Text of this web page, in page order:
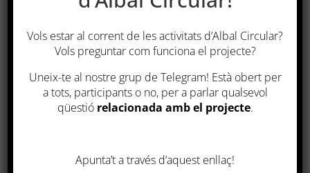
T’agradaria compartir aquesta
entrada?
Vols estar al corrent de les activitats d’Albal Circular?
Vols preguntar com funciona el projecte?
Uneix-te al nostre grup de Telegram! Està obert per
a tots, participants o no, per a parlar qualsevol
qüestió relacionada amb el projecte.
Apunta’t a través d’aquest enllaç!